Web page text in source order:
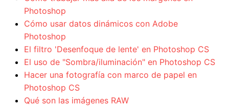
Photoshop
Cómo usar datos dinámicos con Adobe
Photoshop
El filtro 'Desenfoque de lente' en Photoshop CS
El uso de "Sombra/iluminación" en Photoshop CS
Hacer una fotografía con marco de papel en
Photoshop CS
Qué son las imágenes RAW